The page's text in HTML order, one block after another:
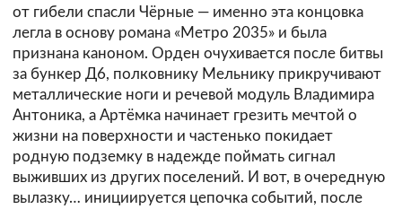
от гибели спасли Чёрные — именно эта концовка
легла в основу романа «Метро 2035» и была
признана каноном. Орден очухивается после битвы
за бункер Д6, полковнику Мельнику прикручивают
металлические ноги и речевой модуль Владимира
Антоника, а Артёмка начинает грезить мечтой о
жизни на поверхности и частенько покидает
родную подземку в надежде поймать сигнал
выживших из других поселений. И вот, в очередную
вылазку… инициируется цепочка событий, после